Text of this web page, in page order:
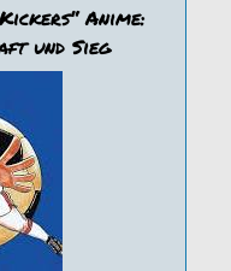
Anime:
und Sieg